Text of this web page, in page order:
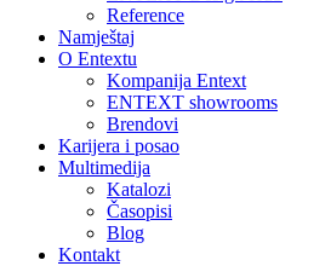
Reference
Namještaj
O Entextu
Kompanija Entext
ENTEXT showrooms
Brendovi
Karijera i posao
Multimedija
Katalozi
Časopisi
Blog
Kontakt